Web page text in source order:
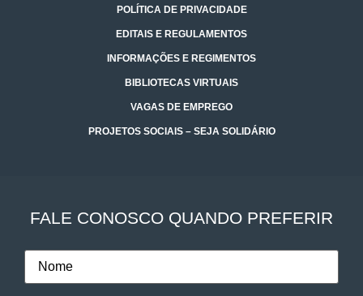
POLÍTICA DE PRIVACIDADE
EDITAIS E REGULAMENTOS
INFORMAÇÕES E REGIMENTOS
BIBLIOTECAS VIRTUAIS
VAGAS DE EMPREGO
PROJETOS SOCIAIS – SEJA SOLIDÁRIO
FALE CONOSCO QUANDO PREFERIR